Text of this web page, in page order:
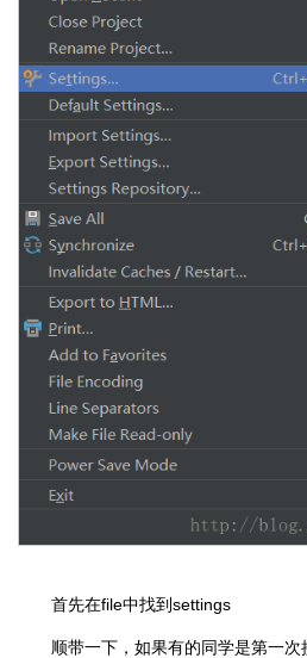
首先在file中找到settings
顺带一下，如果有的同学是第一